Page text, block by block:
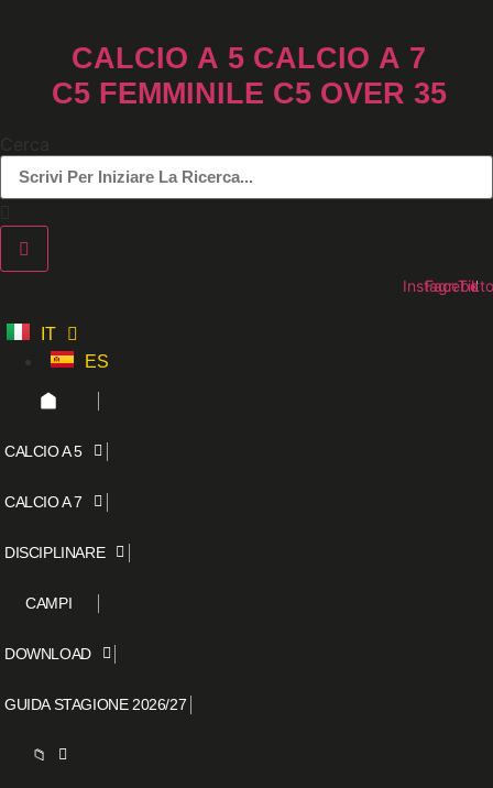
contenutoCALCIO A 5 CALCIO A 7
C5 FEMMINILE C5 OVER 35
Cerca
Instagram
IT
ES
CALCIO A 5
CALCIO A 7
DISCIPLINARE
CAMPI
DOWNLOAD
GUIDA STAGIONE 2026/27
📁